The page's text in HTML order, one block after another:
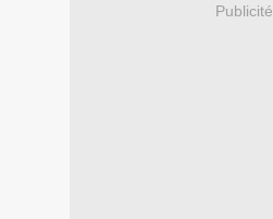
Publicité